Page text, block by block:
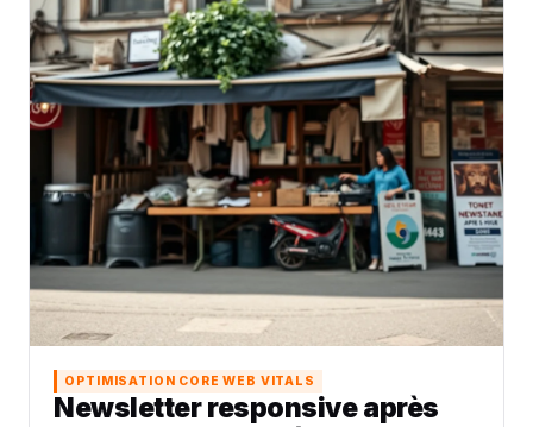
OPTIMISATION CORE WEB VITALS
Newsletter responsive après